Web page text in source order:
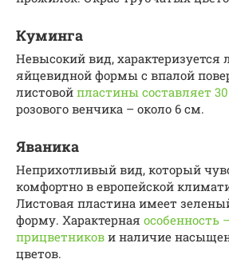
Куминга
Невысокий вид, характеризуется
яйцевидной формы с впалой
листовой пластины составляет
розового венчика – около 6 см.
Яваника
Неприхотливый вид, который
комфортно в европейской
Листовая пластина имеет
форму. Характерная особенность
прицветников и наличие
цветов.